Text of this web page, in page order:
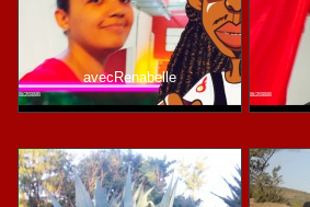
avecRenabelle